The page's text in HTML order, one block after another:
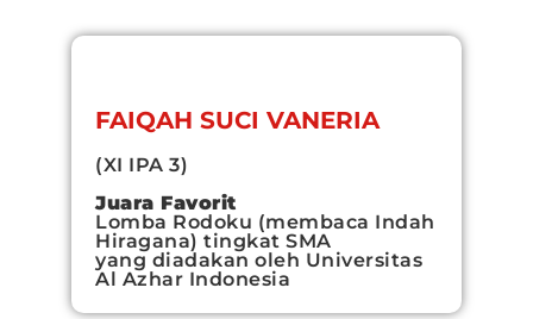
FAIQAH SUCI VANERIA
(XI IPA 3)
Juara Favorit
Lomba Rodoku (membaca Indah
Hiragana) tingkat SMA
yang diadakan oleh Universitas
Al Azhar Indonesia